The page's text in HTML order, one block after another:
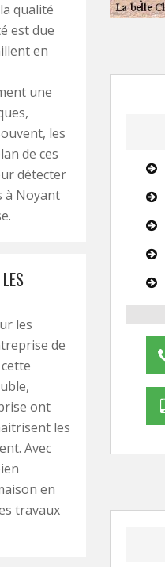
qualité
est due
en
une
les
de ces
détecter
à Noyant
les
de
ont
les
Avec
en
travaux